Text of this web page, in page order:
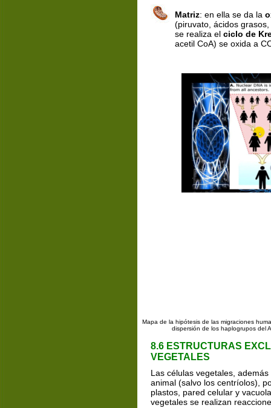
Matriz: en ella se da la
(piruvato, ácidos
se realiza el ciclo de
acetil CoA) se oxida a
8.6 ESTRUCTURAS
VEGETALES
Las células vegetales,
animal (salvo los centríolos),
plastos, pared celular y
vegetales se realizan
Mapa de la hipótesis de las migraciones
dispersión de los haplogrupos del